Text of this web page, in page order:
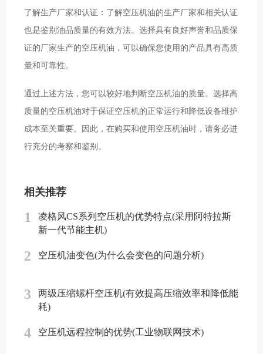
了解生产厂家和认证：了解空压机油的生产厂家和相关认证
也是鉴别油品质量的有效方法。选择具有良好声誉和品质保
证的厂家生产的空压机油，可以确保您使用的产品具有高质
量和可靠性。
通过上述方法，您可以较好地判断空压机油的质量。选择高
质量的空压机油对于保证空压机的正常运行和降低设备维护
成本至关重要。因此，在购买和使用空压机油时，请务必进
行充分的考察和鉴别。
相关推荐
1
凌格风CS系列空压机的优势特点(采用阿特拉斯
新一代节能主机)
2 空压机油变色(为什么会变色的问题分析)
3
两级压缩螺杆空压机(有效提高压缩效率和降低能
耗)
4 空压机远程控制的优势(工业物联网技术)